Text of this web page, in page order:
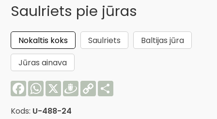
Saulriets pie jūras
Nokaltis koks Saulriets
Baltijas jūra
Jūras ainava
FacebookWhatsApp
X Draugiem
Copy
Link
Kods: U-488-24